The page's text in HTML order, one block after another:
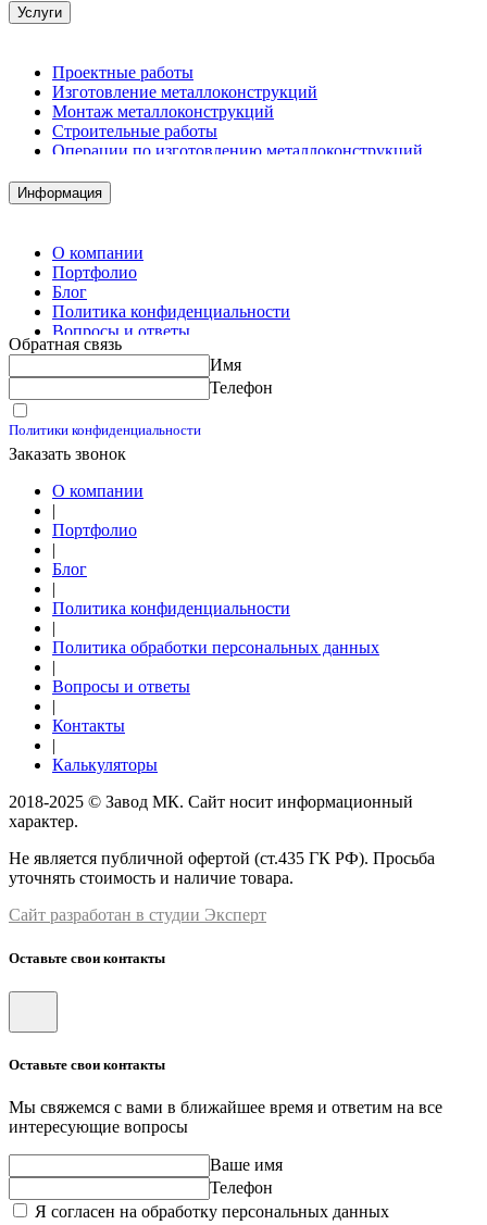
Услуги
Проектные работы
Изготовление металлоконструкций
Монтаж металлоконструкций
Строительные работы
Операции по изготовлению металлоконструкций
Комплектация металлопроката
Изготовление винтовых свай
Информация
О компании
Портфолио
Блог
Политика конфиденциальности
Вопросы и ответы
Контакты
Обратная связь
Имя
Телефон
Политики конфиденциальности
Заказать звонок
О компании
|
Портфолио
|
Блог
|
Политика конфиденциальности
|
Политика обработки персональных данных
|
Вопросы и ответы
|
Контакты
|
Калькуляторы
2018-2025 © Завод МК. Сайт носит информационный
характер.
Не является публичной офертой (ст.435 ГК РФ). Просьба
уточнять стоимость и наличие товара.
Сайт разработан в студии Эксперт
Оставьте свои контакты
Оставьте свои контакты
Мы свяжемся с вами в ближайшее время и ответим на все
интересующие вопросы
Ваше имя
Телефон
Я согласен на обработку персональных данных